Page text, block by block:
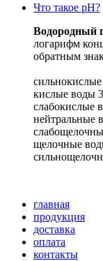
Что такое рН?
Водородный
логарифм
обратным
кислые воды
слабокислые
нейтральные
щелочные
главная
продукция
доставка
оплата
контакты